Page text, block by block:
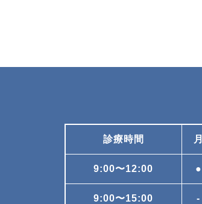
診療時間 月
9:00〜12:00 ●
9:00〜15:00 -